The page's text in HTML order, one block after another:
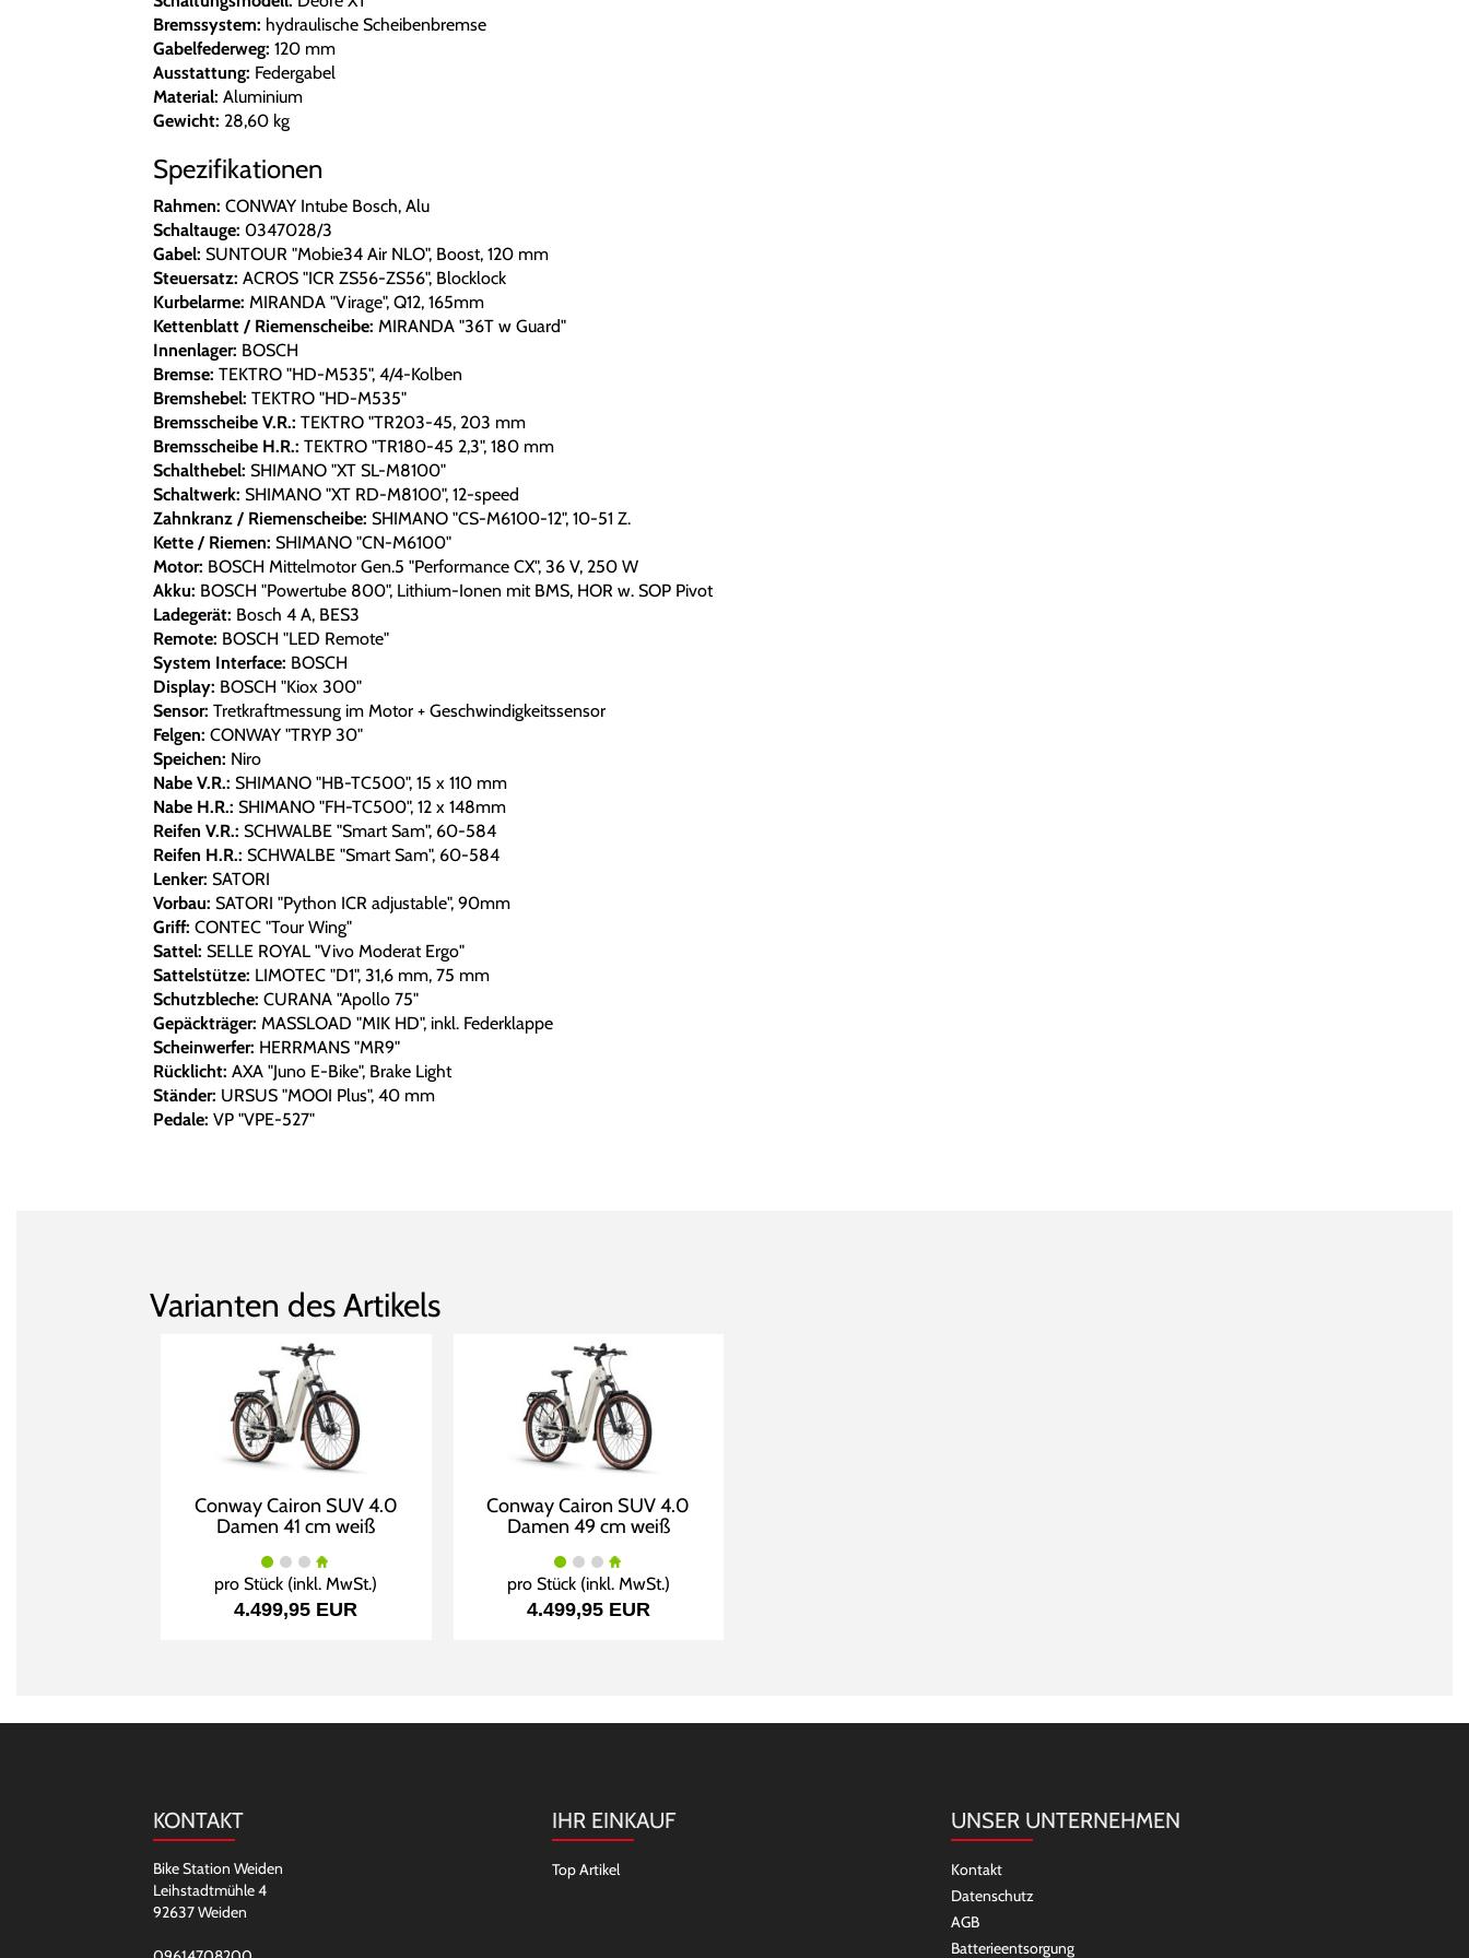
Bremssystem: hydraulische Scheibenbremse
Gabelfederweg: 120 mm
Ausstattung: Federgabel
Material: Aluminium
Gewicht: 28,60 kg
Spezifikationen
Rahmen: CONWAY Intube Bosch, Alu
Schaltauge: 0347028/3
Gabel: SUNTOUR "Mobie34 Air NLO", Boost, 120 mm
Steuersatz: ACROS "ICR ZS56-ZS56", Blocklock
Kurbelarme: MIRANDA "Virage", Q12, 165mm
Kettenblatt / Riemenscheibe: MIRANDA "36T w Guard"
Innenlager: BOSCH
Bremse: TEKTRO "HD-M535", 4/4-Kolben
Bremshebel: TEKTRO "HD-M535"
Bremsscheibe V.R.: TEKTRO "TR203-45, 203 mm
Bremsscheibe H.R.: TEKTRO "TR180-45 2,3", 180 mm
Schalthebel: SHIMANO "XT SL-M8100"
Schaltwerk: SHIMANO "XT RD-M8100", 12-speed
Zahnkranz / Riemenscheibe: SHIMANO "CS-M6100-12", 10-51 Z.
Kette / Riemen: SHIMANO "CN-M6100"
Motor: BOSCH Mittelmotor Gen.5 "Performance CX", 36 V, 250 W
Akku: BOSCH "Powertube 800", Lithium-Ionen mit BMS, HOR w. SOP Pivot
Ladegerät: Bosch 4 A, BES3
Remote: BOSCH "LED Remote"
System Interface: BOSCH
Display: BOSCH "Kiox 300"
Sensor: Tretkraftmessung im Motor + Geschwindigkeitssensor
Felgen: CONWAY "TRYP 30"
Speichen: Niro
Nabe V.R.: SHIMANO "HB-TC500", 15 x 110 mm
Nabe H.R.: SHIMANO "FH-TC500", 12 x 148mm
Reifen V.R.: SCHWALBE "Smart Sam", 60-584
Reifen H.R.: SCHWALBE "Smart Sam", 60-584
Lenker: SATORI
Vorbau: SATORI "Python ICR adjustable", 90mm
Griff: CONTEC "Tour Wing"
Sattel: SELLE ROYAL "Vivo Moderat Ergo"
Sattelstütze: LIMOTEC "D1", 31,6 mm, 75 mm
Schutzbleche: CURANA "Apollo 75"
Gepäckträger: MASSLOAD "MIK HD", inkl. Federklappe
Scheinwerfer: HERRMANS "MR9"
Rücklicht: AXA "Juno E-Bike", Brake Light
Ständer: URSUS "MOOI Plus", 40 mm
Pedale: VP "VPE-527"
Varianten des Artikels
Conway Cairon SUV 4.0
Damen 41 cm weiß
pro Stück (inkl. MwSt.)
4.499,95 EUR
Conway Cairon SUV 4.0
Damen 49 cm weiß
pro Stück (inkl. MwSt.)
4.499,95 EUR
KONTAKT
Bike Station Weiden
Leihstadtmühle 4
92637 Weiden
IHR EINKAUF
Top Artikel
UNSER UNTERNEHMEN
Kontakt
Datenschutz
AGB
Batterieentsorgung